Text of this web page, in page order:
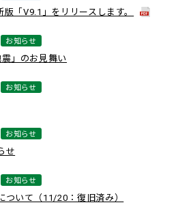
「V9.1」をリリースします。
お知らせ
震」のお見舞い
お知らせ
お知らせ
せ
お知らせ
ついて（11/20：復旧済み）